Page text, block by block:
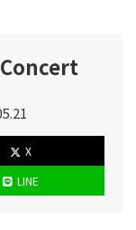
X
LINE